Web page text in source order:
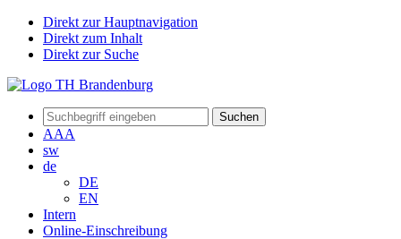
Direkt zur Hauptnavigation
Direkt zum Inhalt
Direkt zur Suche
Suchen
AAA
sw
de
DE
EN
Intern
Online-Einschreibung